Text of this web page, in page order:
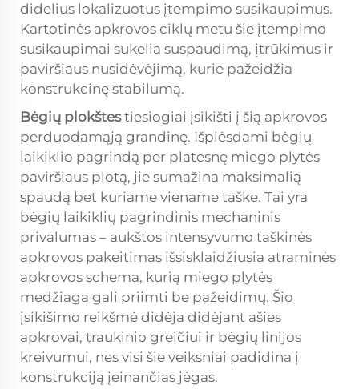
didelius lokalizuotus įtempimo susikaupimus.
Kartotinės apkrovos ciklų metu šie įtempimo
susikaupimai sukelia suspaudimą, įtrūkimus ir
paviršiaus nusidėvėjimą, kurie pažeidžia
konstrukcinę stabilumą.
Bėgių plokštestiesiogiai įsikišti į šią apkrovos
perduodamąją grandinę. Išplėsdami bėgių
laikiklio pagrindą per platesnę miego plytės
paviršiaus plotą, jie sumažina maksimalią
spaudą bet kuriame viename taške. Tai yra
bėgių laikiklių pagrindinis mechaninis
privalumas – aukštos intensyvumo taškinės
apkrovos pakeitimas išsisklaidžiusia atraminės
apkrovos schema, kurią miego plytės
medžiaga gali priimti be pažeidimų. Šio
įsikišimo reikšmė didėja didėjant ašies
apkrovai, traukinio greičiui ir bėgių linijos
kreivumui, nes visi šie veiksniai padidina į
konstrukciją įeinančias jėgas.